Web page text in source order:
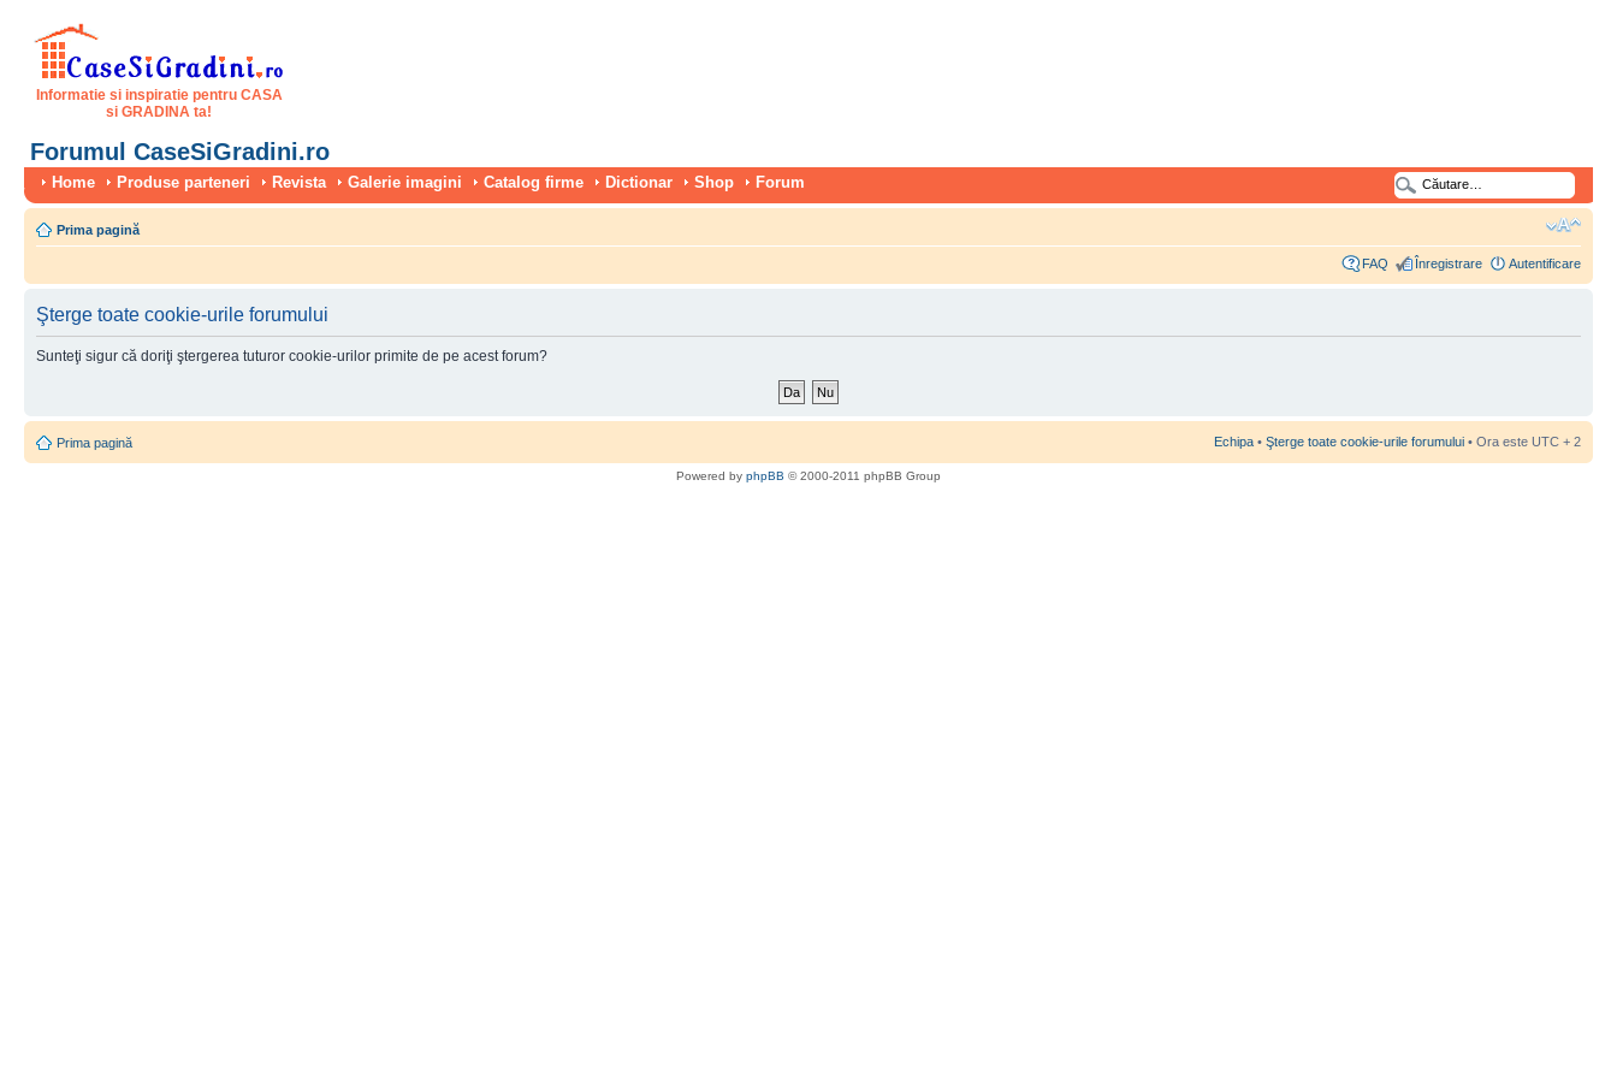
Informatie si inspiratie pentru CASA
si GRADINA ta!
Forumul CaseSiGradini.ro
Home Produse parteneri Revista Galerie imagini Catalog firme Dictionar Shop Forum
Prima pagină
FAQ Înregistrare Autentificare
Şterge toate cookie-urile forumului
Sunteţi sigur că doriţi ştergerea tuturor cookie-urilor primite de pe acest forum?
Prima pagină Echipa • Şterge toate cookie-urile forumului • Ora este UTC + 2
Powered by phpBB © 2000-2011 phpBB Group